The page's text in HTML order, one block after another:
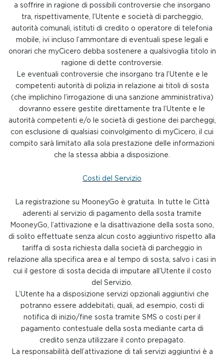
a soffrire in ragione di possibili controversie che insorgano
tra, rispettivamente, l’Utente e società di parcheggio,
autorità comunali, istituti di credito o operatore di telefonia
mobile, ivi incluso l’ammontare di eventuali spese legali e
onorari che myCicero debba sostenere a qualsivoglia titolo in
ragione di dette controversie.
Le eventuali controversie che insorgano tra l’Utente e le
competenti autorità di polizia in relazione ai titoli di sosta
(che implichino l’irrogazione di una sanzione amministrativa)
dovranno essere gestite direttamente tra l’Utente e le
autorità competenti e/o le società di gestione dei parcheggi,
con esclusione di qualsiasi coinvolgimento di myCicero, il cui
compito sarà limitato alla sola prestazione delle informazioni
che la stessa abbia a disposizione.
Costi del Servizio
La registrazione su MooneyGo è gratuita. In tutte le Città
aderenti al servizio di pagamento della sosta tramite
MooneyGo, l’attivazione e la disattivazione della sosta sono,
di solito effettuate senza alcun costo aggiuntivo rispetto alla
tariffa di sosta richiesta dalla società di parcheggio in
relazione alla specifica area e al tempo di sosta, salvo i casi in
cui il gestore di sosta decida di imputare all’Utente il costo
del Servizio.
L’Utente ha a disposizione servizi opzionali aggiuntivi che
potranno essere addebitati, quali, ad esempio, costi di
notifica di inizio/fine sosta tramite SMS o costi per il
pagamento contestuale della sosta mediante carta di
credito senza utilizzare il conto prepagato.
La responsabilità dell’attivazione di tali servizi aggiuntivi è a